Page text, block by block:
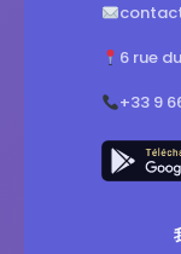
6 rue
+33 9